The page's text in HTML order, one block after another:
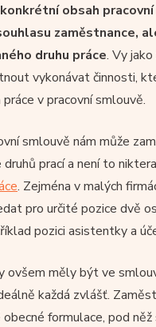
konkrétní obsah
zaměstnance,
druhu práce. Vy
vykonávat činnosti,
v pracovní smlouvě.
smlouvě nám může
prací a není to
. Zejména v malých
pro určité pozice dvě
pozici asistentky a
ovšem měly být ve
každá zvlášť.
formulace, pod